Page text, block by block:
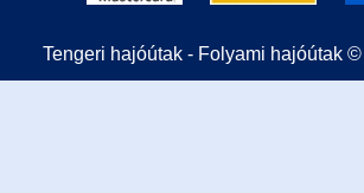
Tengeri hajóútak - Folyami hajóútak